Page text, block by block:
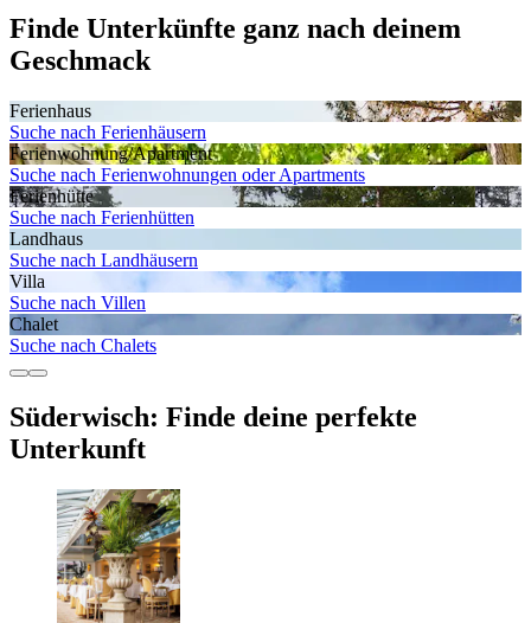
Finde Unterkünfte ganz nach deinem
Geschmack
Ferienhaus
Suche nach Ferienhäusern
Ferienwohnung/Apartment
Suche nach Ferienwohnungen oder Apartments
Ferienhütte
Suche nach Ferienhütten
Landhaus
Suche nach Landhäusern
Villa
Suche nach Villen
Chalet
Suche nach Chalets
Süderwisch: Finde deine perfekte
Unterkunft